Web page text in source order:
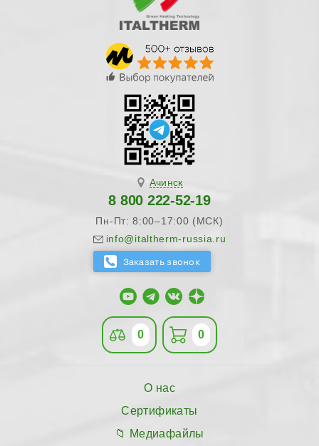
Ачинск
8 800 222-52-19
Пн-Пт: 8:00–17:00 (МСК)
info@italtherm-russia.ru
0 0
О нас
Сертификаты
Медиафайлы